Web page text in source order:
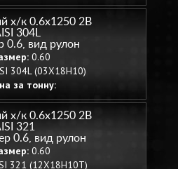
х/к 0.6х1250 2B
304L
0.6, вид рулон
0.60
304L (03Х18Н10)
за тонну:
х/к 0.6х1250 2B
321
0.6, вид рулон
0.60
321 (12Х18Н10Т)